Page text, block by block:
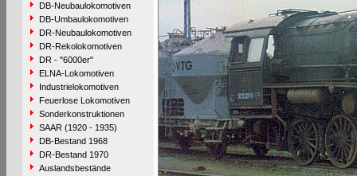
DB-Neubaulokomotiven
DB-Umbaulokomotiven
DR-Neubaulokomotiven
DR-Rekolokomotiven
DR - "6000er"
ELNA-Lokomotiven
Industrielokomotiven
Feuerlose Lokomotiven
Sonderkonstruktionen
SAAR (1920 - 1935)
DB-Bestand 1968
DR-Bestand 1970
Auslandsbestände